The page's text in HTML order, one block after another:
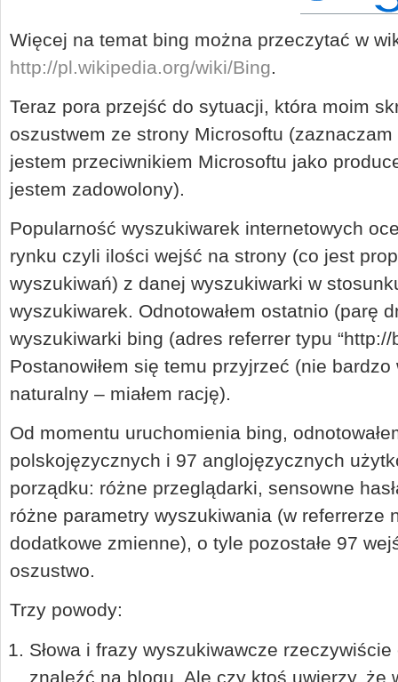
Więcej na temat bing można przeczytać w
http://pl.wikipedia.org/wiki/Bing.
Teraz pora przejść do sytuacji, która moim
oszustwem ze strony Microsoftu
jestem przeciwnikiem Microsoftu jako
jestem zadowolony).
Popularność wyszukiwarek internetowych
rynku czyli ilości wejść na strony (co jest
wyszukiwań) z danej wyszukiwarki w
wyszukiwarek. Odnotowałem ostatnio (parę
wyszukiwarki bing (adres referrer typu
Postanowiłem się temu przyjrzeć (nie
naturalny – miałem rację).
Od momentu uruchomienia bing,
polskojęzycznych i 97 anglojęzycznych
porządku: różne przeglądarki, sensowne
różne parametry wyszukiwania (w referrerze
dodatkowe zmienne), o tyle pozostałe 97
oszustwo.
Trzy powody:
Słowa i frazy wyszukiwawcze
znaleźć na blogu. Ale czy ktoś uwierzy, że